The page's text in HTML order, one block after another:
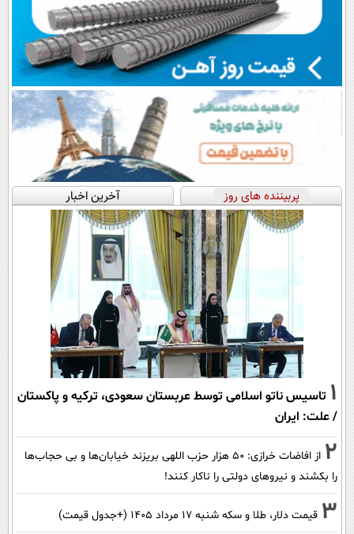
پربیننده های روز آخرین اخبار
1 تاسیس ناتو اسلامی توسط عربستان سعودی، ترکیه و پاکستان
/ علت: ایران
2
از افاضات خرازی: ۵۰ هزار حزب اللهی بریزند خیابان‌ها و بی حجاب‌ها
را بکشند و نیرو‌های دولتی را ناکار کنند!
3 قیمت دلار، طلا و سکه شنبه ۱۷ مرداد ۱۴۰۵ (+جدول قیمت)